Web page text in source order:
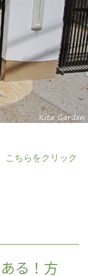
こちらをクリック
る！方